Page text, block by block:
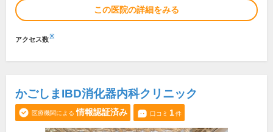
この医院の詳細をみる
アクセス数※
かごしまIBD消化器内科クリニック
医療機関による 情報認証済み 口コミ 1件